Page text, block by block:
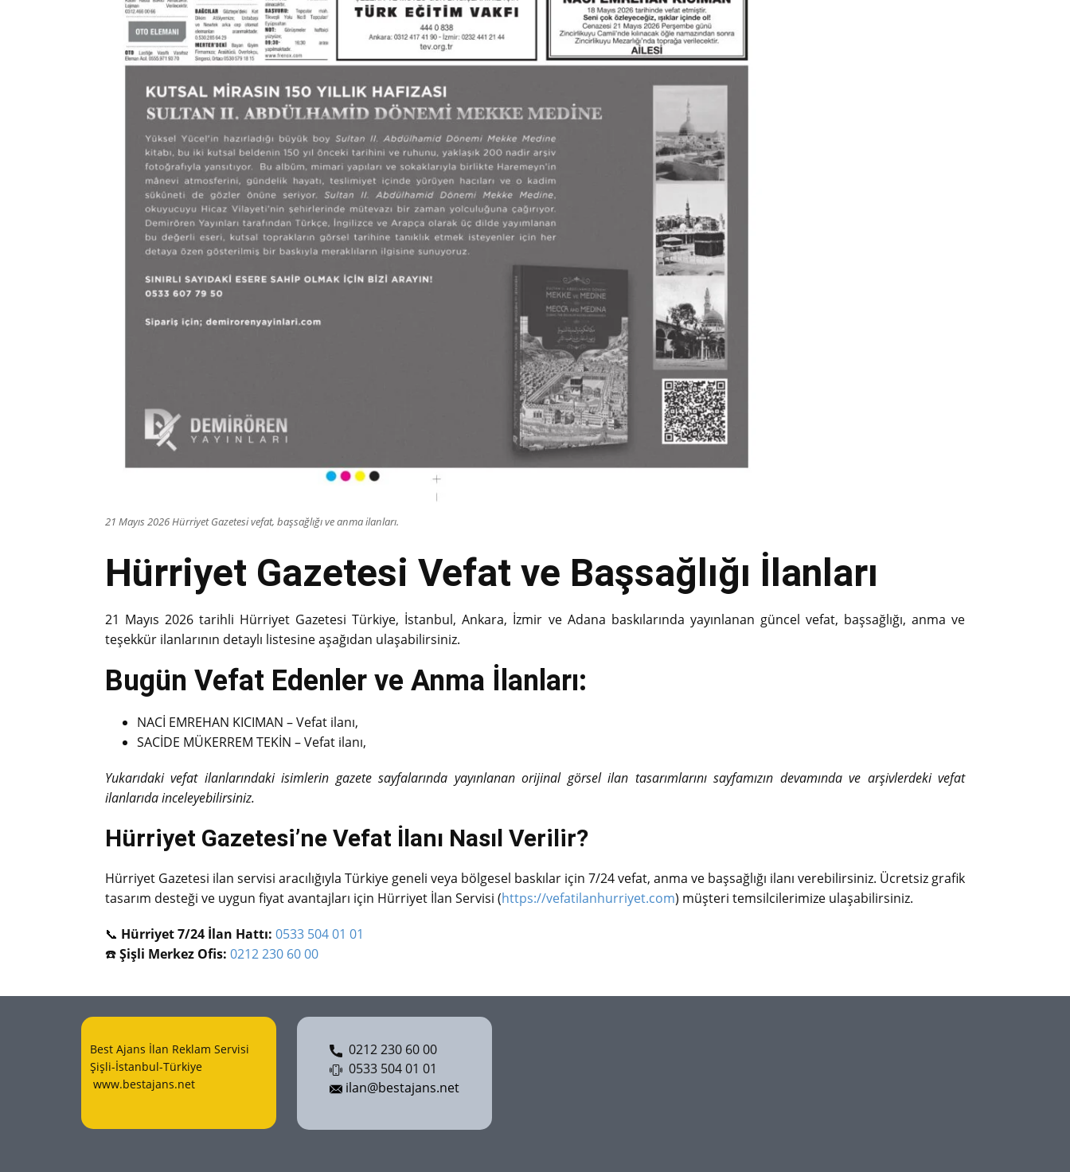
21 Mayıs 2026 Hürriyet Gazetesi vefat, başsağlığı ve anma ilanları.
Hürriyet Gazetesi Vefat ve Başsağlığı İlanları
21 Mayıs 2026 tarihli Hürriyet Gazetesi Türkiye, İstanbul, Ankara, İzmir ve Adana baskılarında yayınlanan güncel vefat, başsağlığı, anma ve
teşekkür ilanlarının detaylı listesine aşağıdan ulaşabilirsiniz.
Bugün Vefat Edenler ve Anma İlanları:
NACİ EMREHAN KICIMAN – Vefat ilanı,
SACİDE MÜKERREM TEKİN – Vefat ilanı,
Yukarıdaki vefat ilanlarındaki isimlerin gazete sayfalarında yayınlanan orijinal görsel ilan tasarımlarını sayfamızın devamında ve arşivlerdeki vefat
ilanlarıda inceleyebilirsiniz.
Hürriyet Gazetesi’ne Vefat İlanı Nasıl Verilir?
Hürriyet Gazetesi ilan servisi aracılığıyla Türkiye geneli veya bölgesel baskılar için 7/24 vefat, anma ve başsağlığı ilanı verebilirsiniz. Ücretsiz grafik
tasarım desteği ve uygun fiyat avantajları için Hürriyet İlan Servisi (https://vefatilanhurriyet.com) müşteri temsilcilerimize ulaşabilirsiniz.
📞 Hürriyet 7/24 İlan Hattı: 0533 504 01 01
☎️Şişli Merkez Ofis: 0212 230 60 00
Best Ajans İlan Reklam Servisi
Şişli-İstanbul-Türkiye
www.bestajans.net
0212 230 60 00
0533 504 01 01
ilan@bestajans.net